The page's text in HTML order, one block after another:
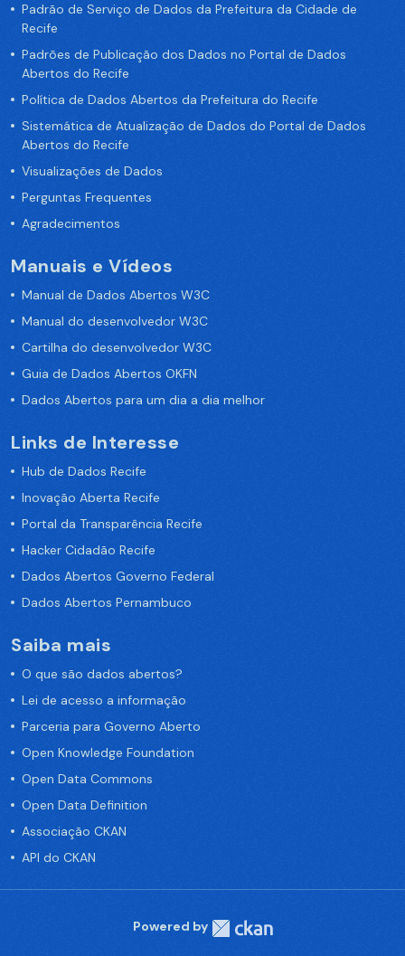
Padrão de Serviço de Dados da Prefeitura da Cidade de
Recife
Padrões de Publicação dos Dados no Portal de Dados
Abertos do Recife
Política de Dados Abertos da Prefeitura do Recife
Sistemática de Atualização de Dados do Portal de Dados
Abertos do Recife
Visualizações de Dados
Perguntas Frequentes
Agradecimentos
Manuais e Vídeos
Manual de Dados Abertos W3C
Manual do desenvolvedor W3C
Cartilha do desenvolvedor W3C
Guia de Dados Abertos OKFN
Dados Abertos para um dia a dia melhor
Links de Interesse
Hub de Dados Recife
Inovação Aberta Recife
Portal da Transparência Recife
Hacker Cidadão Recife
Dados Abertos Governo Federal
Dados Abertos Pernambuco
Saiba mais
O que são dados abertos?
Lei de acesso a informação
Parceria para Governo Aberto
Open Knowledge Foundation
Open Data Commons
Open Data Definition
Associação CKAN
API do CKAN
Powered by